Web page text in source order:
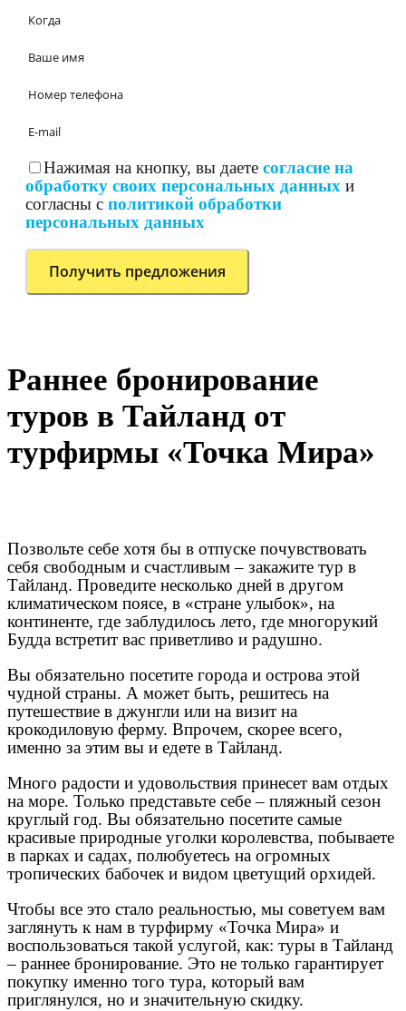
Нажимая на кнопку, вы даете согласие на
обработку своих персональных данных и
согласны с политикой обработки
персональных данных
Раннее бронирование
туров в Тайланд от
турфирмы «Точка Мира»
Позвольте себе хотя бы в отпуске почувствовать
себя свободным и счастливым – закажите тур в
Тайланд. Проведите несколько дней в другом
климатическом поясе, в «стране улыбок», на
континенте, где заблудилось лето, где многорукий
Будда встретит вас приветливо и радушно.
Вы обязательно посетите города и острова этой
чудной страны. А может быть, решитесь на
путешествие в джунгли или на визит на
крокодиловую ферму. Впрочем, скорее всего,
именно за этим вы и едете в Тайланд.
Много радости и удовольствия принесет вам отдых
на море. Только представьте себе – пляжный сезон
круглый год. Вы обязательно посетите самые
красивые природные уголки королевства, побываете
в парках и садах, полюбуетесь на огромных
тропических бабочек и видом цветущий орхидей.
Чтобы все это стало реальностью, мы советуем вам
заглянуть к нам в турфирму «Точка Мира» и
воспользоваться такой услугой, как: туры в Тайланд
– раннее бронирование. Это не только гарантирует
покупку именно того тура, который вам
приглянулся, но и значительную скидку.